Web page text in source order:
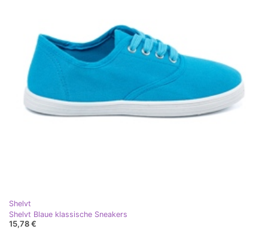
Shelvt
Shelvt Blaue klassische Sneakers
15,78 €